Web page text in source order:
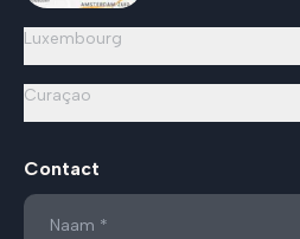
Luxembourg
Curaçao
Contact